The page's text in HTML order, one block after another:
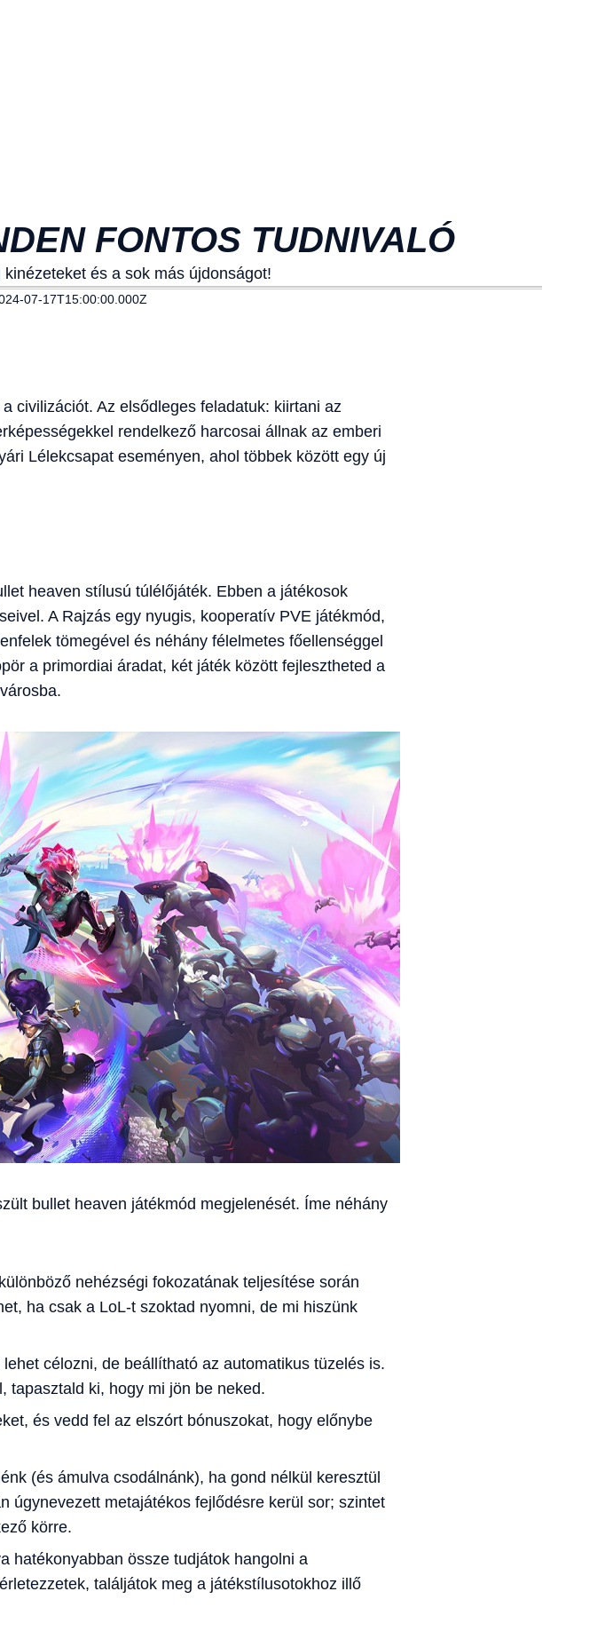
FONTOS TUDNIVALÓ
és a sok más újdonságot!
07-17T15:00:00.000Z
civilizációt. Az elsődleges feladatuk: kiirtani az
rendelkező harcosai állnak az emberi
Lélekcsapat eseményen, ahol többek között egy új
heaven stílusú túlélőjáték. Ebben a játékosok
A Rajzás egy nyugis, kooperatív PVE játékmód,
tömegével és néhány félelmetes főellenséggel
a primordiai áradat, két játék között fejlesztheted a
bullet heaven játékmód megjelenését. Íme néhány
nehézségi fokozatának teljesítése során
ha csak a LoL-t szoktad nyomni, de mi hiszünk
célozni, de beállítható az automatikus tüzelés is.
tapasztald ki, hogy mi jön be neked.
és vedd fel az elszórt bónuszokat, hogy előnybe
(és ámulva csodálnánk), ha gond nélkül keresztül
úgynevezett metajátékos fejlődésre kerül sor; szintet
körre.
hatékonyabban össze tudjátok hangolni a
találjátok meg a játékstílusotokhoz illő